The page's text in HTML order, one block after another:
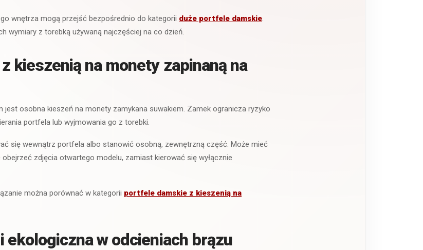
wnętrza mogą przejść bezpośrednio do kategorii duże portfele damskie
wymiary z torebką używaną najczęściej na co dzień.
kieszenią na monety zapinaną na
jest osobna kieszeń na monety zamykana suwakiem. Zamek ogranicza ryzyko
portfela lub wyjmowania go z torebki.
się wewnątrz portfela albo stanowić osobną, zewnętrzną część. Może mieć
zdjęcia otwartego modelu, zamiast kierować się wyłącznie
można porównać w kategorii portfele damskie z kieszenią na
ekologiczna w odcieniach brązu